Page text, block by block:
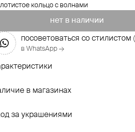
кольцо с волнами
нет в наличии
посоветоваться со стилистом
в WhatsApp →
в магазинах
за украшениями